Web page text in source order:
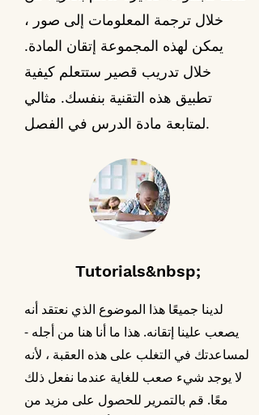
خلال ترجمة المعلومات إلى صور ،
يمكن لهذه المجموعة إتقان المادة.
خلال تدريب قصير ستتعلم كيفية
تطبيق هذه التقنية بنفسك. مثالي
لمتابعة مادة الدرس في الفصل.
Tutorials&nbsp;
لدينا جميعًا هذا الموضوع الذي نعتقد أنه
يصعب علينا إتقانه. هذا ما أنا هنا من أجله -
لمساعدتك في التغلب على هذه العقبة ، لأنه
لا يوجد شيء صعب للغاية عندما نفعل ذلك
معًا. قم بالتمرير للحصول على مزيد من